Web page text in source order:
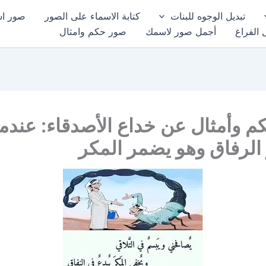
تبديل الوجوه للبنات كتابة الاسماء على الصور
صور
الفراغ
أجمل صور لاسمك صور حكم وامثال
وأمثال عن خداع الأصدقاء:
الرفاق وهو يضمر المكر